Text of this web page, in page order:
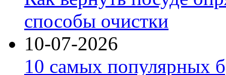
способы очистки
10-07-2026
10 самых популярных